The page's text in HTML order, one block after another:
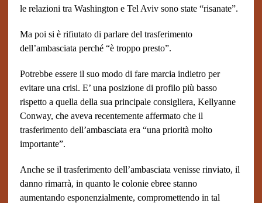
le relazioni tra Washington e Tel Aviv sono state “risanate”.
Ma poi si è rifiutato di parlare del trasferimento
dell’ambasciata perché “è troppo presto”.
Potrebbe essere il suo modo di fare marcia indietro per
evitare una crisi. E’ una posizione di profilo più basso
rispetto a quella della sua principale consigliera, Kellyanne
Conway, che aveva recentemente affermato che il
trasferimento dell’ambasciata era “una priorità molto
importante”.
Anche se il trasferimento dell’ambasciata venisse rinviato, il
danno rimarrà, in quanto le colonie ebree stanno
aumentando esponenzialmente, compromettendo in tal